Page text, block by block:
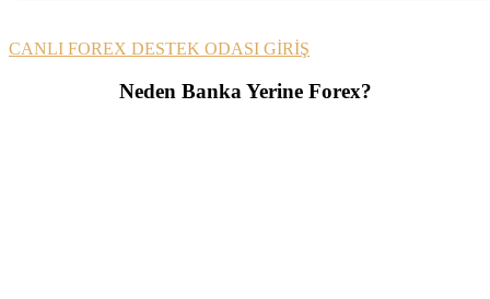
CANLI FOREX DESTEK ODASI GİRİŞ
Neden Banka Yerine Forex?